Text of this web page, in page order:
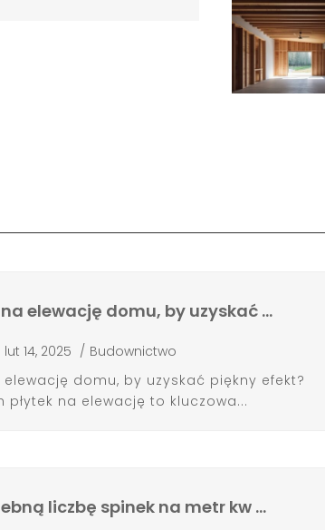
elewację domu, by uzyskać …
lut 14, 2025 / Budownictwo
domu, by uzyskać piękny efekt?
na elewację to kluczowa...
liczbę spinek na metr kw …